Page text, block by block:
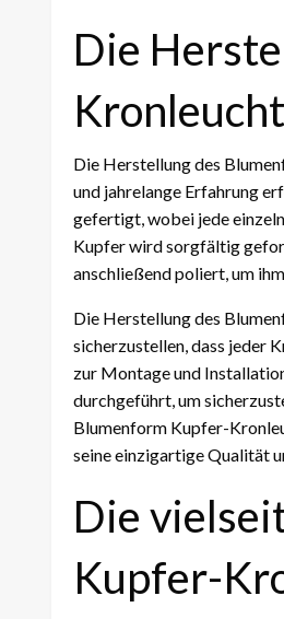
Die
Die Herstellung des
und jahrelange Erfahrung
gefertigt, wobei jede
Kupfer wird sorgfältig
anschließend poliert, um
Die Herstellung des
sicherzustellen, dass jeder
zur Montage und
durchgeführt, um
Blumenform Kupfer-
seine einzigartige Qualität
Die
Kupfer-